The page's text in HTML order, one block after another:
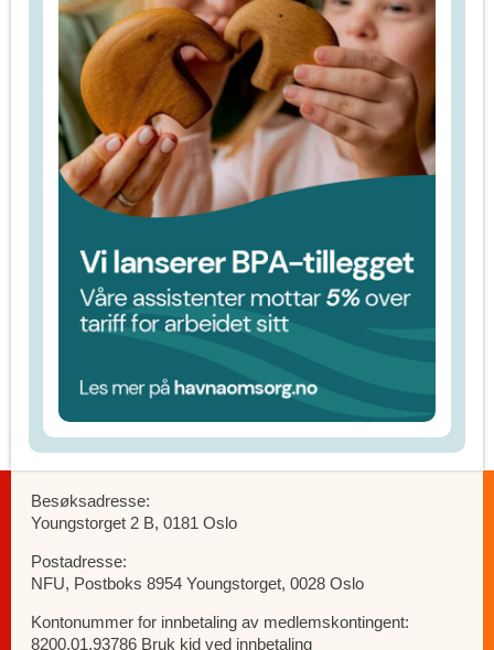
Besøksadresse:
Youngstorget 2 B, 0181 Oslo
Postadresse:
NFU, Postboks 8954 Youngstorget, 0028 Oslo
Kontonummer for innbetaling av medlemskontingent:
8200.01.93786 Bruk kid ved innbetaling